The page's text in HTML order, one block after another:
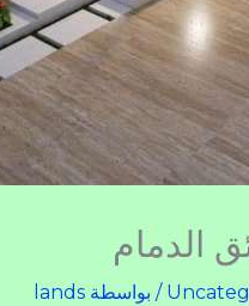
الدمام
/ بواسطة lands